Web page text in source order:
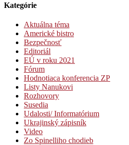
Kategórie
Aktuálna téma
Americké bistro
Bezpečnosť
Editoriál
EÚ v roku 2021
Fórum
Hodnotiaca konferencia ZP
Listy Nanukovi
Rozhovory
Susedia
Udalosti/ Informatórium
Ukrajinský zápisník
Video
Zo Spinelliho chodieb